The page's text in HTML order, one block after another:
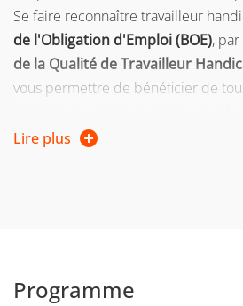
Se faire reconnaître travailleur
de l'Obligation d'Emploi (BOE), par
de la Qualité de Travailleur
vous permettre de bénéficier de
prétendre à des droits particuliers.
Lire plus
Programme